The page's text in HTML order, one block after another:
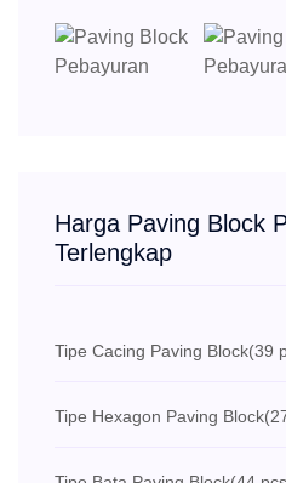
Harga Paving Block
Terlengkap
Tipe Cacing Paving Block(39
Tipe Hexagon Paving Block